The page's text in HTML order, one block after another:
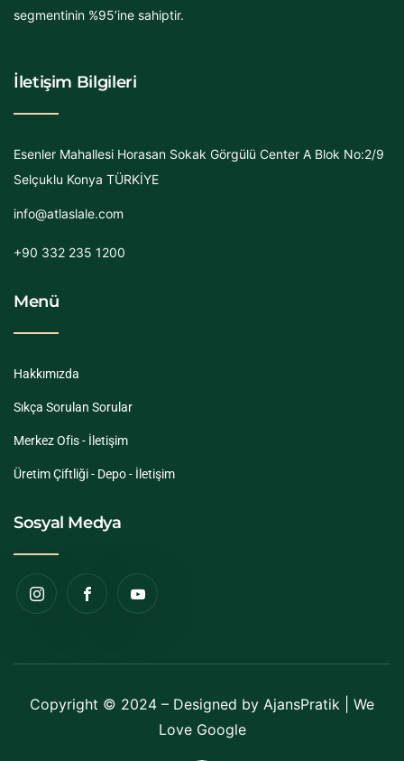
segmentinin %95’ine sahiptir.
İletişim Bilgileri
Esenler Mahallesi Horasan Sokak Görgülü Center A Blok No:2/9
Selçuklu Konya TÜRKİYE
info@atlaslale.com
+90 332 235 1200
Menü
Hakkımızda
Sıkça Sorulan Sorular
Merkez Ofis - İletişim
Üretim Çiftliği - Depo - İletişim
Sosyal Medya
Copyright © 2024 – Designed by AjansPratik | We
Love Google